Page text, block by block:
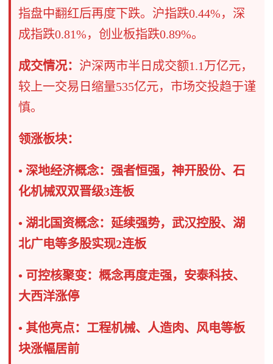
指盘中翻红后再度下跌。沪指跌0.44%，深
成指跌0.81%，创业板指跌0.89%。
成交情况： 沪深两市半日成交额1.1万亿元，
较上一交易日缩量535亿元，市场交投趋于谨
慎。
领涨板块：
• ​深地经济概念​：强者恒强，神开股份、石
化机械双双晋级3连板
• ​湖北国资概念​：延续强势，武汉控股、湖
北广电等多股实现2连板
• ​可控核聚变​：概念再度走强，安泰科技、
大西洋涨停
• ​其他亮点​：工程机械、人造肉、风电等板
块涨幅居前